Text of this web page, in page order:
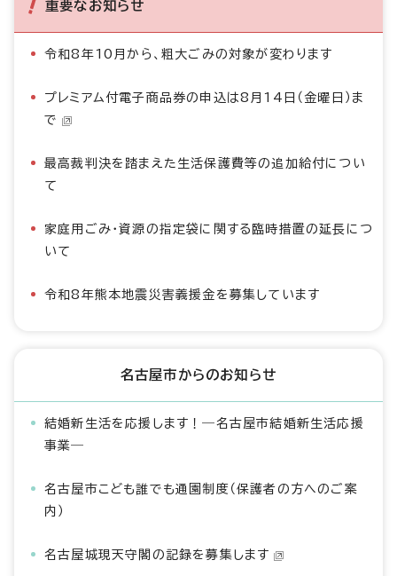
重要なお知らせ
令和8年10月から、粗大ごみの対象が変わります
プレミアム付電子商品券の申込は8月14日（金曜日）ま
で
最高裁判決を踏まえた生活保護費等の追加給付につい
て
家庭用ごみ・資源の指定袋に関する臨時措置の延長につ
いて
令和8年熊本地震災害義援金を募集しています
名古屋市からのお知らせ
結婚新生活を応援します！―名古屋市結婚新生活応援
事業―
名古屋市こども誰でも通園制度（保護者の方へのご案
内）
名古屋城現天守閣の記録を募集します